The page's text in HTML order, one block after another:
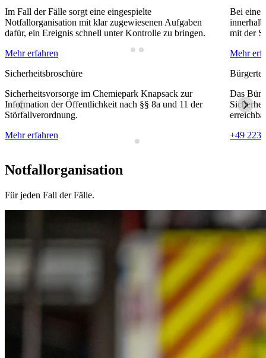
Im Fall der Fälle sorgt eine eingespielte
Notfallorganisation mit klar zugewiesenen Aufgaben
dafür, ein Ereignis schnell unter Kontrolle zu bringen.
Mehr erfahren
Bei
mit der
Mehr
Sicherheitsbroschüre
Sicherheitsvorsorge im Chemiepark Knapsack zur
Information der Öffentlichkeit nach §§ 8a und 11 der
Störfallverordnung.
Mehr erfahren
Das
+49
Notfallorganisation
Für jeden Fall der Fälle.